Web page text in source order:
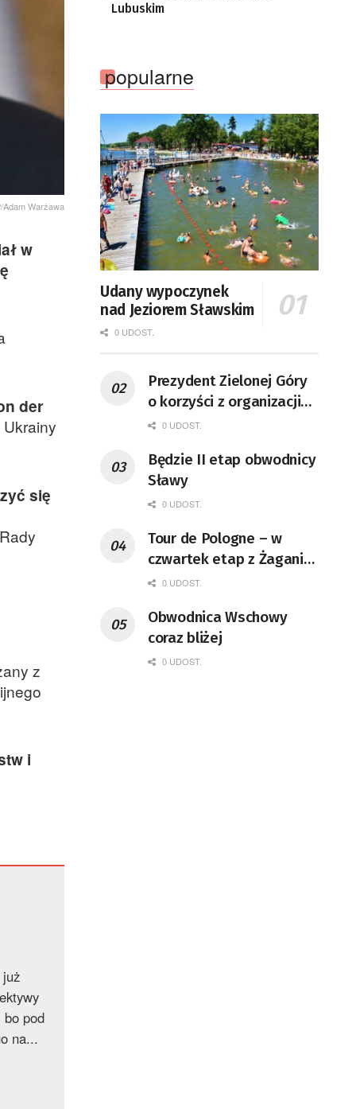
Warżawa
w
der
się
z
i
bo pod
na...
Lubuskim
popularne
Udany wypoczynek
nad Jeziorem Sławskim
0 UDOST.
Prezydent Zielonej Góry
o korzyści z organizacji
mety Tour de Pologne
0 UDOST.
Będzie II etap obwodnicy
Sławy
0 UDOST.
Tour de Pologne – w
czwartek etap z Żagania
do Karpacza
0 UDOST.
Obwodnica Wschowy
coraz bliżej
0 UDOST.